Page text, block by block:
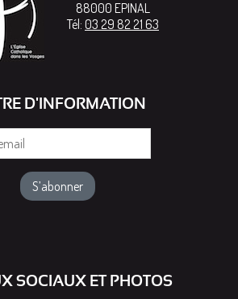
88000 EPINAL
Tél: 03 29 82 21 63
D'INFORMATION
SOCIAUX ET PHOTOS